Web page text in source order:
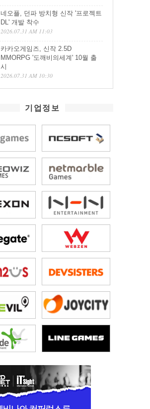
네오플, 던파 방치형 신작 '프로젝트
DL' 개발 착수
2026.07.31 AM 11:03
카카오게임즈, 신작 2.5D
MMORPG '도깨비의세계' 10월 출
시
2026.07.31 AM 10:30
기업정보